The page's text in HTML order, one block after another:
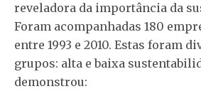
reveladora da importância da
Foram acompanhadas 180
entre 1993 e 2010. Estas foram
grupos: alta e baixa
demonstrou: